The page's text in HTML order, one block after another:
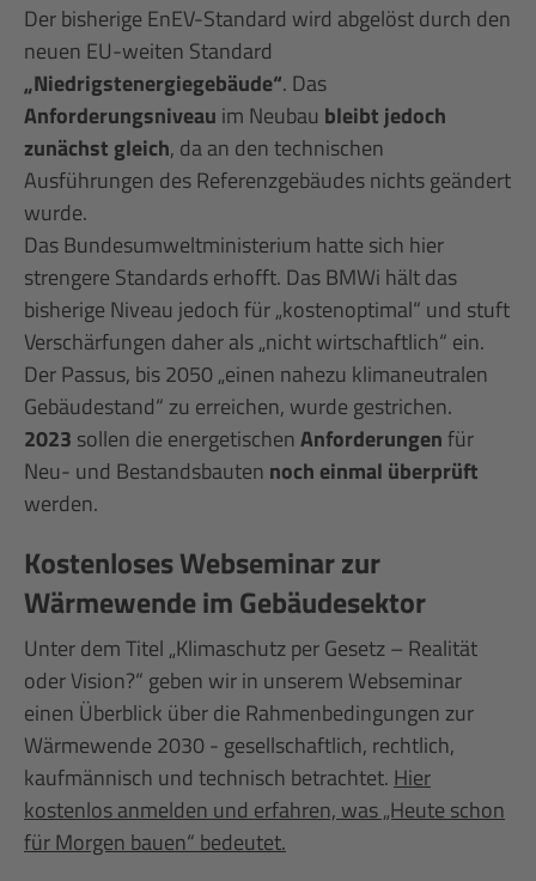
Der bisherige EnEV-Standard wird abgelöst durch den
neuen EU-weiten Standard
„Niedrigstenergiegebäude“. Das
Anforderungsniveau im Neubau bleibt jedoch
zunächst gleich, da an den technischen
Ausführungen des Referenzgebäudes nichts geändert
wurde.
Das Bundesumweltministerium hatte sich hier
strengere Standards erhofft. Das BMWi hält das
bisherige Niveau jedoch für „kostenoptimal“ und stuft
Verschärfungen daher als „nicht wirtschaftlich“ ein.
Der Passus, bis 2050 „einen nahezu klimaneutralen
Gebäudestand“ zu erreichen, wurde gestrichen.
2023 sollen die energetischenAnforderungenfür
Neu- und Bestandsbauten noch einmal überprüft
werden.
Kostenloses Webseminar zur
Wärmewende im Gebäudesektor
Unter dem Titel „Klimaschutz per Gesetz – Realität
oder Vision?“ geben wir in unserem Webseminar
einen Überblick über die Rahmenbedingungen zur
Wärmewende 2030 - gesellschaftlich, rechtlich,
kaufmännisch und technisch betrachtet. Hier
kostenlos anmelden und erfahren, was „Heute schon
für Morgen bauen“ bedeutet.